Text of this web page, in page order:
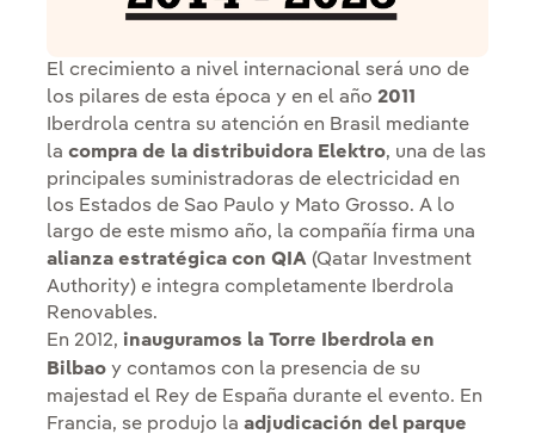
El crecimiento a nivel internacional será uno de
los pilares de esta época y en el año 2011
Iberdrola centra su atención en Brasil mediante
la compra de la distribuidora Elektro, una de las
principales suministradoras de electricidad en
los Estados de Sao Paulo y Mato Grosso. A lo
largo de este mismo año, la compañía firma una
alianza estratégica con QIA (Qatar Investment
Authority) e integra completamente Iberdrola
Renovables.
En 2012, inauguramos la Torre Iberdrola en
Bilbao y contamos con la presencia de su
majestad el Rey de España durante el evento. En
Francia, se produjo la adjudicación del parque